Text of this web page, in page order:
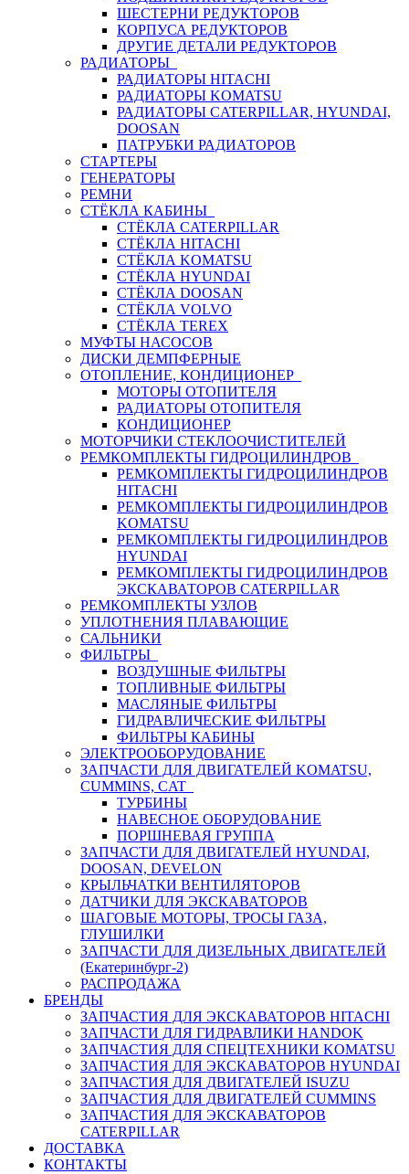
ШЕСТЕРНИ РЕДУКТОРОВ
КОРПУСА РЕДУКТОРОВ
ДРУГИЕ ДЕТАЛИ РЕДУКТОРОВ
РАДИАТОРЫ
РАДИАТОРЫ HITACHI
РАДИАТОРЫ KOMATSU
РАДИАТОРЫ CATERPILLAR, HYUNDAI,
DOOSAN
ПАТРУБКИ РАДИАТОРОВ
СТАРТЕРЫ
ГЕНЕРАТОРЫ
РЕМНИ
СТЁКЛА КАБИНЫ
СТЁКЛА CATERPILLAR
СТЁКЛА HITACHI
СТЁКЛА KOMATSU
СТЁКЛА HYUNDAI
СТЁКЛА DOOSAN
СТЁКЛА VOLVO
СТЁКЛА TEREX
МУФТЫ НАСОСОВ
ДИСКИ ДЕМПФЕРНЫЕ
ОТОПЛЕНИЕ, КОНДИЦИОНЕР
МОТОРЫ ОТОПИТЕЛЯ
РАДИАТОРЫ ОТОПИТЕЛЯ
КОНДИЦИОНЕР
МОТОРЧИКИ СТЕКЛООЧИСТИТЕЛЕЙ
РЕМКОМПЛЕКТЫ ГИДРОЦИЛИНДРОВ
РЕМКОМПЛЕКТЫ ГИДРОЦИЛИНДРОВ
HITACHI
РЕМКОМПЛЕКТЫ ГИДРОЦИЛИНДРОВ
KOMATSU
РЕМКОМПЛЕКТЫ ГИДРОЦИЛИНДРОВ
HYUNDAI
РЕМКОМПЛЕКТЫ ГИДРОЦИЛИНДРОВ
ЭКСКАВАТОРОВ CATERPILLAR
РЕМКОМПЛЕКТЫ УЗЛОВ
УПЛОТНЕНИЯ ПЛАВАЮЩИЕ
САЛЬНИКИ
ФИЛЬТРЫ
ВОЗДУШНЫЕ ФИЛЬТРЫ
ТОПЛИВНЫЕ ФИЛЬТРЫ
МАСЛЯНЫЕ ФИЛЬТРЫ
ГИДРАВЛИЧЕСКИЕ ФИЛЬТРЫ
ФИЛЬТРЫ КАБИНЫ
ЭЛЕКТРООБОРУДОВАНИЕ
ЗАПЧАСТИ ДЛЯ ДВИГАТЕЛЕЙ KOMATSU,
CUMMINS, CAT
ТУРБИНЫ
НАВЕСНОЕ ОБОРУДОВАНИЕ
ПОРШНЕВАЯ ГРУППА
ЗАПЧАСТИ ДЛЯ ДВИГАТЕЛЕЙ HYUNDAI,
DOOSAN, DEVELON
КРЫЛЬЧАТКИ ВЕНТИЛЯТОРОВ
ДАТЧИКИ ДЛЯ ЭКСКАВАТОРОВ
ШАГОВЫЕ МОТОРЫ, ТРОСЫ ГАЗА,
ГЛУШИЛКИ
ЗАПЧАСТИ ДЛЯ ДИЗЕЛЬНЫХ ДВИГАТЕЛЕЙ
(Екатеринбург-2)
РАСПРОДАЖА
БРЕНДЫ
ЗАПЧАСТИЯ ДЛЯ ЭКСКАВАТОРОВ HITACHI
ЗАПЧАСТИ ДЛЯ ГИДРАВЛИКИ HANDOK
ЗАПЧАСТИЯ ДЛЯ СПЕЦТЕХНИКИ KOMATSU
ЗАПЧАСТИЯ ДЛЯ ЭКСКАВАТОРОВ HYUNDAI
ЗАПЧАСТИЯ ДЛЯ ДВИГАТЕЛЕЙ ISUZU
ЗАПЧАСТИЯ ДЛЯ ДВИГАТЕЛЕЙ CUMMINS
ЗАПЧАСТИЯ ДЛЯ ЭКСКАВАТОРОВ
CATERPILLAR
ДОСТАВКА
КОНТАКТЫ